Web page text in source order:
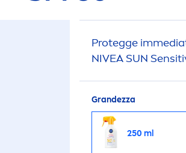
Protegge
NIVEASUN
Grandezza
250 ml